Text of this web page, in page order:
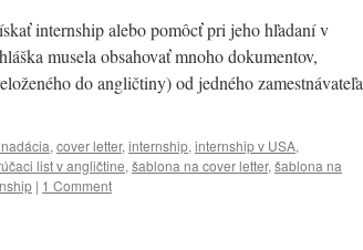
internship alebo pomôcť pri jeho hľadaní v
musela obsahovať mnoho dokumentov,
do angličtiny) od jedného zamestnávateľa
, cover letter, internship, internship v USA,
list v angličtine, šablona na cover letter, šablona na
| 1 Comment